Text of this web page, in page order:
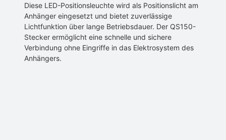
Diese LED-Positionsleuchte wird als Positionslicht am
Anhänger eingesetzt und bietet zuverlässige
Lichtfunktion über lange Betriebsdauer. Der QS150-
Stecker ermöglicht eine schnelle und sichere
Verbindung ohne Eingriffe in das Elektrosystem des
Anhängers.